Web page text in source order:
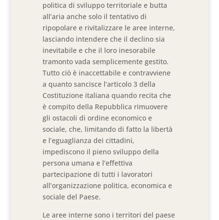
politica di sviluppo territoriale e butta
all’aria anche solo il tentativo di
ripopolare e rivitalizzare le aree interne,
lasciando intendere che il declino sia
inevitabile e che il loro inesorabile
tramonto vada semplicemente gestito.
Tutto ciò è inaccettabile e contravviene
a quanto sancisce l’articolo 3 della
Costituzione italiana quando recita che
è compito della Repubblica rimuovere
gli ostacoli di ordine economico e
sociale, che, limitando di fatto la libertà
e l’eguaglianza dei cittadini,
impediscono il pieno sviluppo della
persona umana e l’effettiva
partecipazione di tutti i lavoratori
all’organizzazione politica, economica e
sociale del Paese.
Le aree interne sono i territori del paese